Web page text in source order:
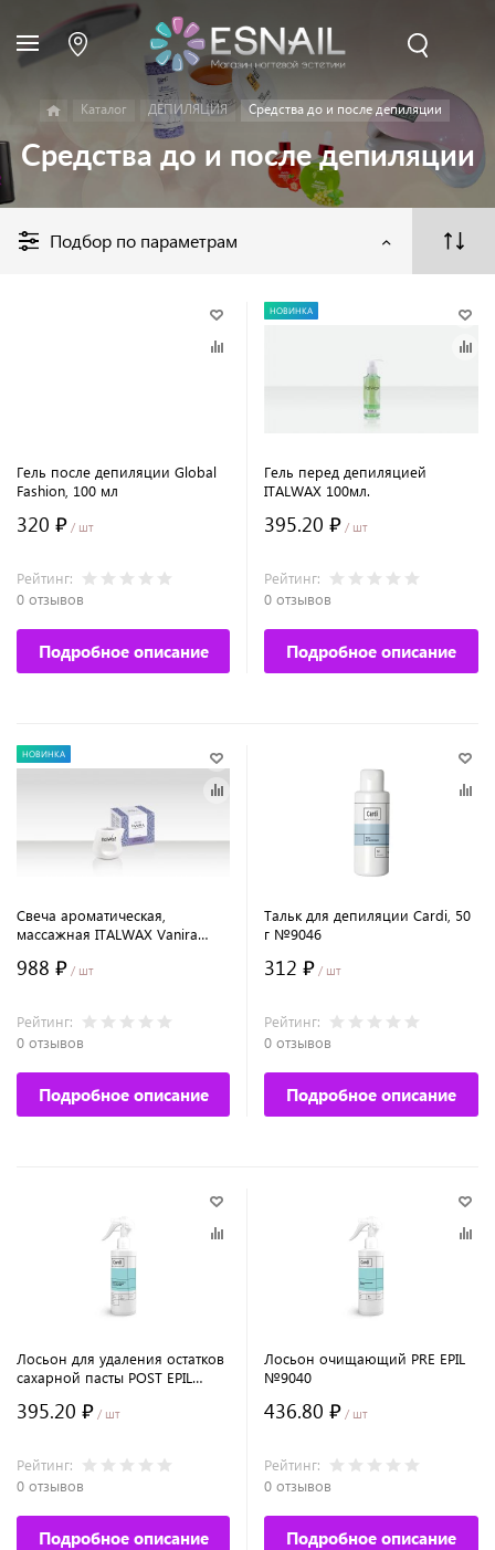
Каталог ДЕПИЛЯЦИЯ Средства до и после депиляции
Средства до и после депиляции
Подбор по параметрам
Гель после депиляции Global
Fashion, 100 мл
320 ₽ / шт
Рейтинг:
0 отзывов
Подробное описание
НОВИНКА
Гель перед депиляцией
ITALWAX 100мл.
395.20 ₽ / шт
Рейтинг:
0 отзывов
Подробное описание
НОВИНКА
Свеча ароматическая,
массажная ITALWAX Vanira
988 ₽ / шт
Рейтинг:
0 отзывов
Подробное описание
Тальк для депиляции Cardi, 50
г №9046
312 ₽ / шт
Рейтинг:
0 отзывов
Подробное описание
Лосьон для удаления остатков
сахарной пасты POST EPIL
395.20 ₽ / шт
Рейтинг:
0 отзывов
Подробное описание
Лосьон очищающий PRE EPIL
№9040
436.80 ₽ / шт
Рейтинг:
0 отзывов
Подробное описание